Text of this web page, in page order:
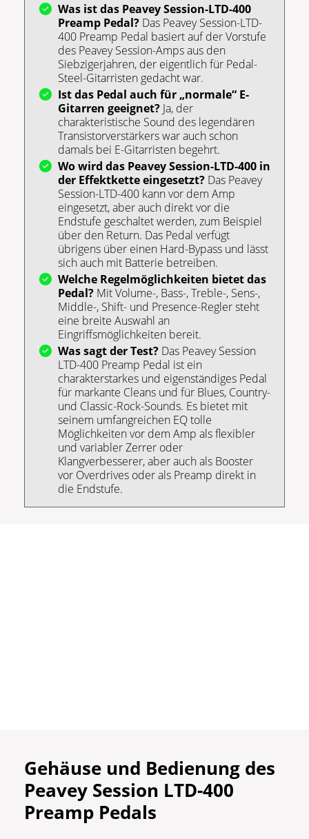
Was ist das Peavey Session-LTD-400
Preamp Pedal? Das Peavey Session-LTD-
400 Preamp Pedal basiert auf der Vorstufe
des Peavey Session-Amps aus den
Siebzigerjahren, der eigentlich für Pedal-
Steel-Gitarristen gedacht war.
Ist das Pedal auch für „normale“ E-
Gitarren geeignet? Ja, der
charakteristische Sound des legendären
Transistorverstärkers war auch schon
damals bei E-Gitarristen begehrt.
Wo wird das Peavey Session-LTD-400 in
der Effektkette eingesetzt? Das Peavey
Session-LTD-400 kann vor dem Amp
eingesetzt, aber auch direkt vor die
Endstufe geschaltet werden, zum Beispiel
über den Return. Das Pedal verfügt
übrigens über einen Hard-Bypass und lässt
sich auch mit Batterie betreiben.
Welche Regelmöglichkeiten bietet das
Pedal? Mit Volume-, Bass-, Treble-, Sens-,
Middle-, Shift- und Presence-Regler steht
eine breite Auswahl an
Eingriffsmöglichkeiten bereit.
Was sagt der Test? Das Peavey Session
LTD-400 Preamp Pedal ist ein
charakterstarkes und eigenständiges Pedal
für markante Cleans und für Blues, Country-
und Classic-Rock-Sounds. Es bietet mit
seinem umfangreichen EQ tolle
Möglichkeiten vor dem Amp als flexibler
und variabler Zerrer oder
Klangverbesserer, aber auch als Booster
vor Overdrives oder als Preamp direkt in
die Endstufe.
Gehäuse und Bedienung des
Peavey Session LTD-400
Preamp Pedals